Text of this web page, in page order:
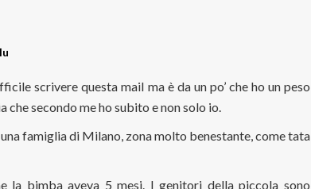
scrivere questa mail ma è da un po’ che ho un peso
che secondo me ho subito e non solo io.
famiglia di Milano, zona molto benestante, come tata
la bimba aveva 5 mesi. I genitori della piccola sono